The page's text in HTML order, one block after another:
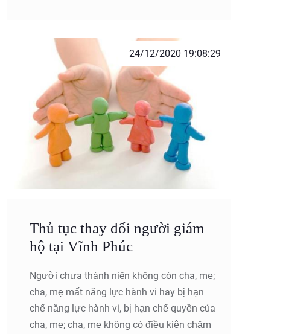
24/12/2020 19:08:29
Thủ tục thay đổi người giám
hộ tại Vĩnh Phúc
Người chưa thành niên không còn cha, mẹ;
cha, mẹ mất năng lực hành vi hay bị hạn
chế năng lực hành vi, bị hạn chế quyền của
cha, mẹ; cha, mẹ không có điều kiện chăm